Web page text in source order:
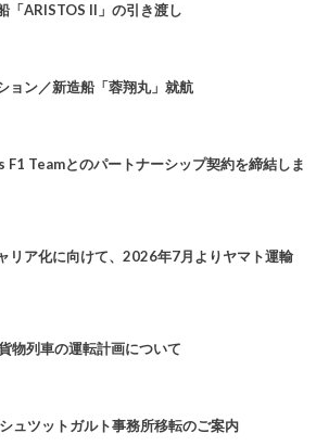
「ARISTOS II」の引き渡し
ョン／新造船「蓉翔丸」就航
F1 Teamとのパートナーシップ契約を締結しま
リア化に向けて、2026年7月よりヤマト運輸
物列車の運転計画について
ュツットガルト事務所移転のご案内